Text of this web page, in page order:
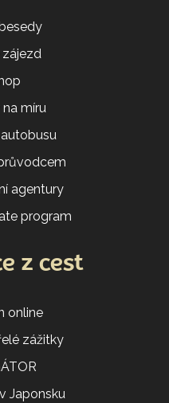
zájezd
míru
agentury
program
z cest
online
zážitky
Japonsku